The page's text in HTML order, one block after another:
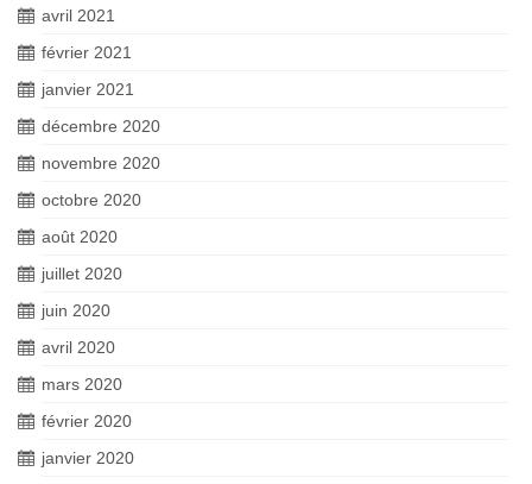
avril 2021
février 2021
janvier 2021
décembre 2020
novembre 2020
octobre 2020
août 2020
juillet 2020
juin 2020
avril 2020
mars 2020
février 2020
janvier 2020